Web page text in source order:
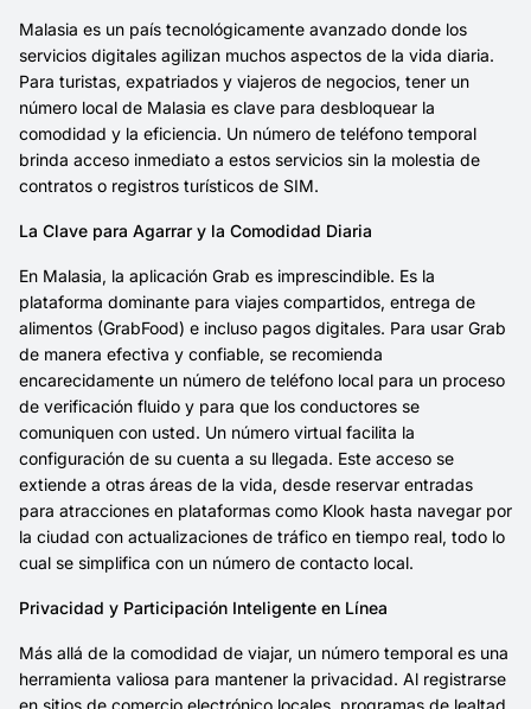
Malasia es un país tecnológicamente avanzado donde los
servicios digitales agilizan muchos aspectos de la vida diaria.
Para turistas, expatriados y viajeros de negocios, tener un
número local de Malasia es clave para desbloquear la
comodidad y la eficiencia. Un número de teléfono temporal
brinda acceso inmediato a estos servicios sin la molestia de
contratos o registros turísticos de SIM.
La Clave para Agarrar y la Comodidad Diaria
En Malasia, la aplicación Grab es imprescindible. Es la
plataforma dominante para viajes compartidos, entrega de
alimentos (GrabFood) e incluso pagos digitales. Para usar Grab
de manera efectiva y confiable, se recomienda
encarecidamente un número de teléfono local para un proceso
de verificación fluido y para que los conductores se
comuniquen con usted. Un número virtual facilita la
configuración de su cuenta a su llegada. Este acceso se
extiende a otras áreas de la vida, desde reservar entradas
para atracciones en plataformas como Klook hasta navegar por
la ciudad con actualizaciones de tráfico en tiempo real, todo lo
cual se simplifica con un número de contacto local.
Privacidad y Participación Inteligente en Línea
Más allá de la comodidad de viajar, un número temporal es una
herramienta valiosa para mantener la privacidad. Al registrarse
en sitios de comercio electrónico locales, programas de lealtad